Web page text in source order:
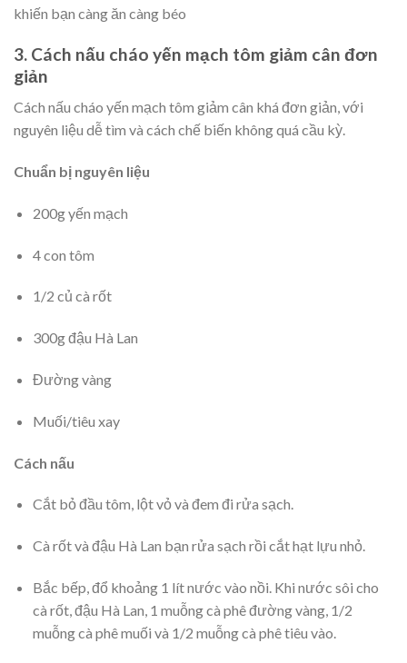
khiến bạn càng ăn càng béo
3. Cách nấu cháo yến mạch tôm giảm cân đơn
giản
Cách nấu cháo yến mạch tôm giảm cân khá đơn giản, với
nguyên liệu dễ tìm và cách chế biến không quá cầu kỳ.
Chuẩn bị nguyên liệu
200g yến mạch
4 con tôm
1/2 củ cà rốt
300g đậu Hà Lan
Đường vàng
Muối/tiêu xay
Cách nấu
Cắt bỏ đầu tôm, lột vỏ và đem đi rửa sạch.
Cà rốt và đậu Hà Lan bạn rửa sạch rồi cắt hạt lựu nhỏ.
Bắc bếp, đổ khoảng 1 lít nước vào nồi. Khi nước sôi cho
cà rốt, đậu Hà Lan, 1 muỗng cà phê đường vàng, 1/2
muỗng cà phê muối và 1/2 muỗng cà phê tiêu vào.